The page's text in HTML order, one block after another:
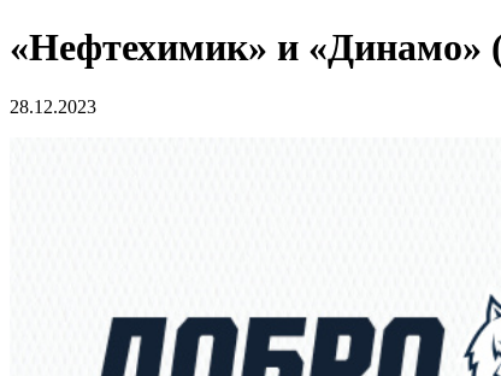
«Нефтехимик» и «Динамо»
28.12.2023